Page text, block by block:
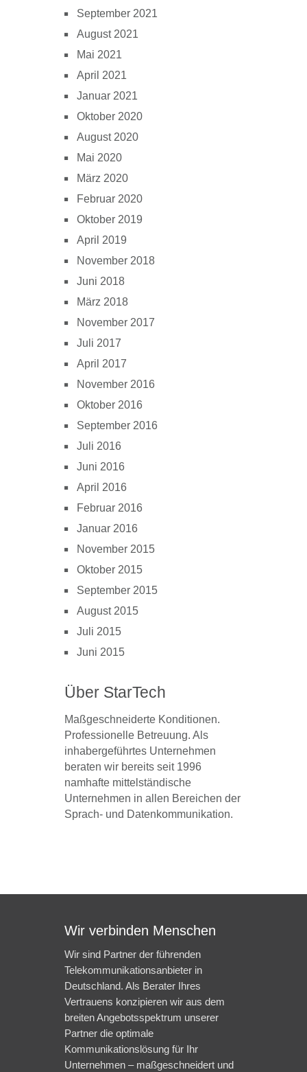
September 2021
August 2021
Mai 2021
April 2021
Januar 2021
Oktober 2020
August 2020
Mai 2020
März 2020
Februar 2020
Oktober 2019
April 2019
November 2018
Juni 2018
März 2018
November 2017
Juli 2017
April 2017
November 2016
Oktober 2016
September 2016
Juli 2016
Juni 2016
April 2016
Februar 2016
Januar 2016
November 2015
Oktober 2015
September 2015
August 2015
Juli 2015
Juni 2015
Über StarTech
Maßgeschneiderte Konditionen.
Professionelle Betreuung. Als
inhabergeführtes Unternehmen
beraten wir bereits seit 1996
namhafte mittelständische
Unternehmen in allen Bereichen der
Sprach- und Datenkommunikation.
Wir verbinden Menschen
Wir sind Partner der führenden
Telekommunikationsanbieter in
Deutschland. Als Berater Ihres
Vertrauens konzipieren wir aus dem
breiten Angebotsspektrum unserer
Partner die optimale
Kommunikationslösung für Ihr
Unternehmen – maßgeschneidert und